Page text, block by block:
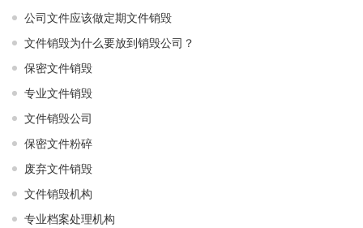
公司文件应该做定期文件销毁
文件销毁为什么要放到销毁公司？
保密文件销毁
专业文件销毁
文件销毁公司
保密文件粉碎
废弃文件销毁
文件销毁机构
专业档案处理机构